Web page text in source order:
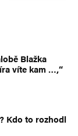
Blažka
víte kam …,“
Kdo to rozhodl